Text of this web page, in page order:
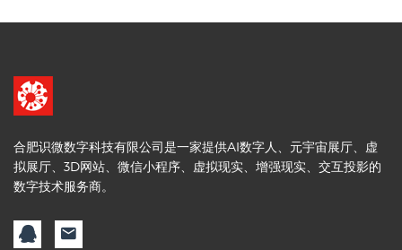
合肥识微数字科技有限公司是一家提供AI数字人、元宇宙展厅、虚
拟展厅、3D网站、微信小程序、虚拟现实、增强现实、交互投影的
数字技术服务商。